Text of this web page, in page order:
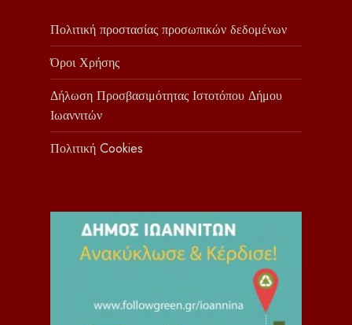
Πολιτική προστασίας προσωπικών δεδομένων
Όροι Χρήσης
Δήλωση Προσβασιμότητας Ιστοτόπου Δήμου
Ιωαννιτών
Πολιτική Cookies